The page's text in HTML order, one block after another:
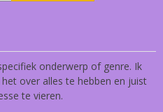
onderwerp of genre. Ik
over alles te hebben en juist
te vieren.